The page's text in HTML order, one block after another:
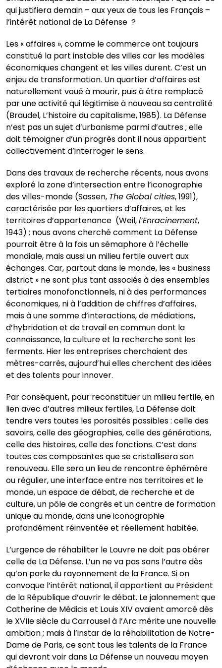
qui justifiera demain – aux yeux de tous les Français –
l’intérêt national de La Défense ?
Les « affaires », comme le commerce ont toujours
constitué la part instable des villes car les modèles
économiques changent et les villes durent. C’est un
enjeu de transformation. Un quartier d’affaires est
naturellement voué à mourir, puis à être remplacé
par une activité qui légitimise à nouveau sa centralité
(Braudel, L’histoire du capitalisme, 1985). La Défense
n’est pas un sujet d’urbanisme parmi d’autres ; elle
doit témoigner d’un progrès dont il nous appartient
collectivement d’interroger le sens.
Dans des travaux de recherche récents, nous avons
exploré la zone d’intersection entre l’iconographie
des villes-monde (Sassen, The Global cities, 1991),
caractérisée par les quartiers d’affaires, et les
territoires d’appartenance (Weil,l’Enracinement,
1943) ; nous avons cherché comment La Défense
pourrait être à la fois un sémaphore à l’échelle
mondiale, mais aussi un milieu fertile ouvert aux
échanges. Car, partout dans le monde, les « business
district » ne sont plus tant associés à des ensembles
tertiaires monofonctionnels, ni à des performances
économiques, ni à l’addition de chiffres d’affaires,
mais à une somme d’interactions, de médiations,
d’hybridation et de travail en commun dont la
connaissance, la culture et la recherche sont les
ferments. Hier les entreprises cherchaient des
mètres-carrés, aujourd’hui elles cherchent des idées
et des talents pour innover.
Par conséquent, pour reconstituer un milieu fertile, en
lien avec d’autres milieux fertiles, La Défense doit
tendre vers toutes les porosités possibles : celle des
savoirs, celle des géographies, celle des générations,
celle des histoires, celle des fonctions. C’est dans
toutes ces composantes que se cristallisera son
renouveau. Elle sera un lieu de rencontre éphémère
ou régulier, une interface entre nos territoires et le
monde, un espace de débat, de recherche et de
culture, un pôle de congrès et un centre de formation
unique au monde, dans une iconographie
profondément réinventée et réellement habitée.
L’urgence de réhabiliter le Louvre ne doit pas obérer
celle de La Défense. L’un ne va pas sans l’autre dès
qu’on parle du rayonnement de la France. Si on
convoque l’intérêt national, il appartient au Président
de la République d’ouvrir le débat. Le jalonnement que
Catherine de Médicis et Louis XIV avaient amorcé dès
le XVIIe siècle du Carrousel à l’Arc mérite une nouvelle
ambition ; mais à l’instar de la réhabilitation de Notre-
Dame de Paris, ce sont tous les talents de la France
qui devront voir dans La Défense un nouveau moyen